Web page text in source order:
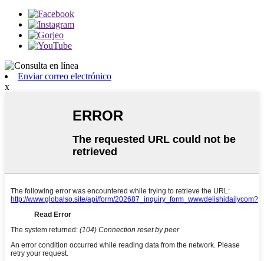
Enviar correo electrónico
x